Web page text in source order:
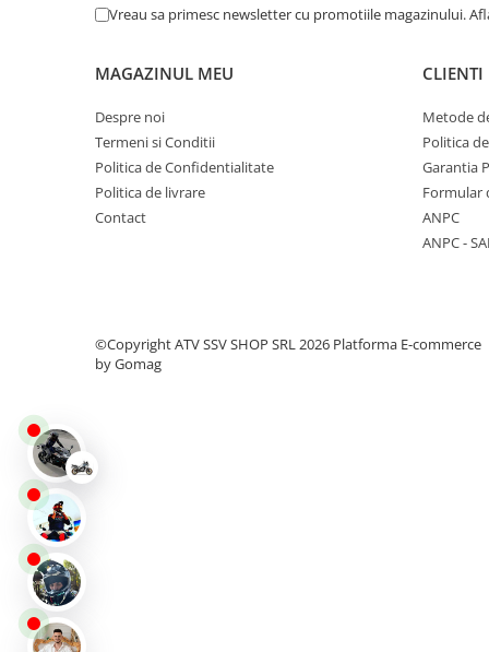
Set Complet
Borseta
Geanta
Rucsac
ECHIPAMENTE SKIJET
ACCESORII
CONSUMABILE
Vreau sa primesc newsletter cu promotiile magazinului.
MAGAZINUL MEU
Despre noi
Termeni si Conditii
Politica de Confidentialitate
Politica de livrare
Contact
CLIENTI
Metode
Politica
Garantia
Formular
ANPC
ANPC -
©Copyright ATV SSV SHOP SRL 2026 Platforma E-commerce
by Gomag